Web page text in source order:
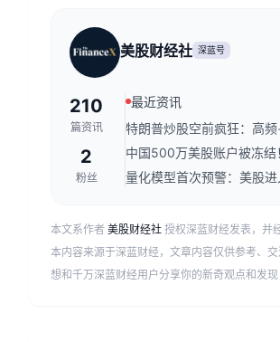
美股财经社 深蓝号
210
篇资讯
2
粉丝
最近资讯
特朗普炒股空前疯狂：高
中国500万美股账户被冻结
量化模型首次预警：美股
本文系作者 美股财经社 授权深蓝财经发表，并
本内容来源于深蓝财经，文章内容仅供参考、交
想和千万深蓝财经用户分享你的新奇观点和发现